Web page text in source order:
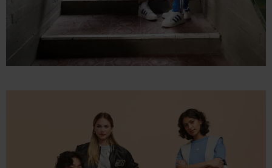
KIDS COLLECTION
SHOP NOW